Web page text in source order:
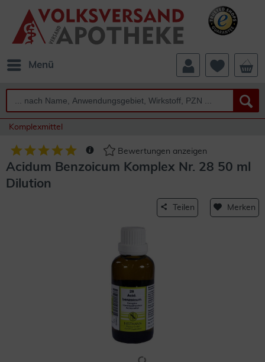
Menü
Komplexmittel
Bewertungen anzeigen
Acidum Benzoicum Komplex Nr. 28 50 ml
Dilution
Teilen Merken